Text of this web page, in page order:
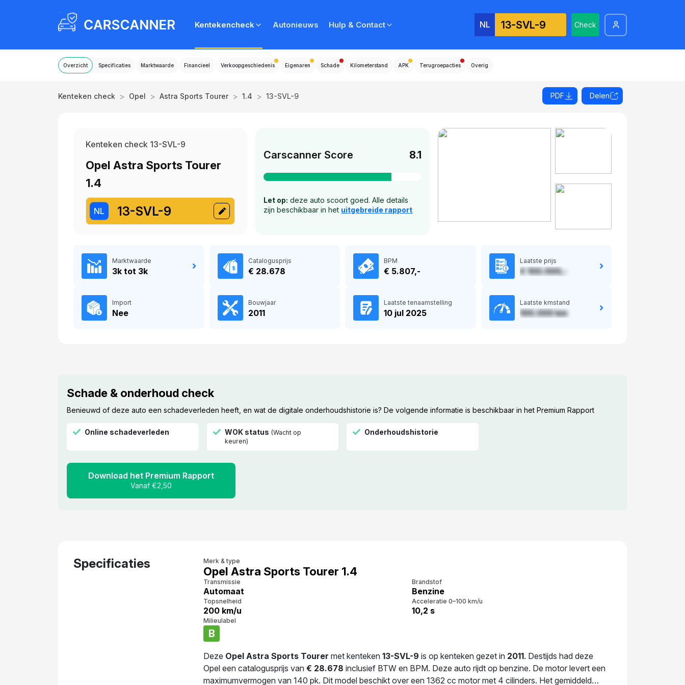
Kentekencheck Autonieuws Hulp & Contact NL Check
Overzicht Specificaties Marktwaarde Financieel Verkoopgeschiedenis Eigenaren Schade Kilometerstand APK Terugroepacties Overig
Kenteken check > Opel > Astra Sports Tourer > 1.4 > 13-SVL-9 PDF Delen
Kenteken check 13-SVL-9
Opel Astra Sports Tourer
1.4
NL 13-SVL-9
Carscanner Score 8.1
Let op: deze auto scoort goed. Alle details
zijn beschikbaar in het uitgebreide rapport
Marktwaarde
3k tot 3k
Catalogusprijs
€ 28.678
BPM
€ 5.807,-
Laatste prijs
€ 100.000,-
Import
Nee
Bouwjaar
2011
Laatste tenaamstelling
10 jul 2025
Laatste kmstand
100.000 km
Schade & onderhoud check
Benieuwd of deze auto een schadeverleden heeft, en wat de digitale onderhoudshistorie is? De volgende informatie is beschikbaar in het Premium Rapport
Online schadeverleden WOK status (Wacht op
keuren)
Onderhoudshistorie
Download het Premium Rapport
Vanaf €2,50
Specificaties Merk & type
Opel Astra Sports Tourer 1.4
Transmissie
Automaat
Brandstof
Benzine
Topsnelheid
200 km/u
Acceleratie 0–100 km/u
10,2 s
Milieulabel
B
Deze Opel Astra Sports Tourer met kenteken 13-SVL-9 is op kenteken gezet in 2011. Destijds had deze
Opel een catalogusprijs van € 28.678 inclusief BTW en BPM. Deze auto rijdt op benzine. De motor levert een
maximumvermogen van 140 pk. Dit model beschikt over een 1362 cc motor met 4 cilinders. Het gemiddeld